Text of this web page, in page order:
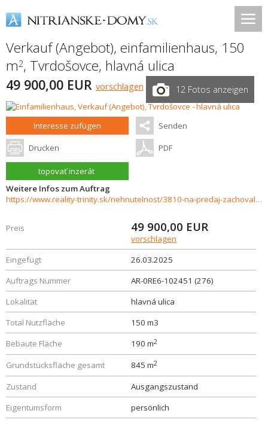
Verkauf (Angebot), einfamilienhaus, 150
m2, Tvrdošovce, hlavná ulica
49 900,00 EUR vorschlagen 12 Fotos anzeigen
Interesse zufügen Senden
Drucken PDF
topovať inzerát
Weitere Infos zum Auftrag
https://www.reality-trinity.sk/nehnutelnost/3810-na-predaj-zachovaly-vidiecky-rodinny-dom-v-obci-tvrdosovce
Preis 49 900,00 EUR
vorschlagen
Eingefügt
26.03.2025
Auftrags Nummer
AR-0RE6-102451 (276)
Lokalität
hlavná ulica
Total Nutzfläche
150 m3
Bebaute Fläche
190 m2
Grundstücksfläche gesamt 845 m2
Zustand
Ausgangszustand
Eigentumsform
persönlich